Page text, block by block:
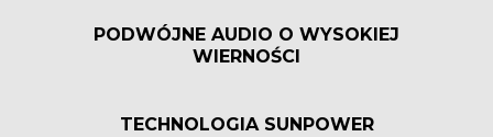
PODWÓJNE AUDIO O WYSOKIEJ
WIERNOŚCI
TECHNOLOGIA SUNPOWER